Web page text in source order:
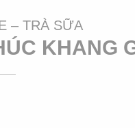
– TRÀ SỮA
KHANG
DỰ ÁN